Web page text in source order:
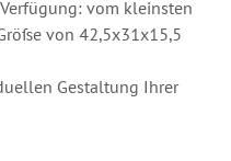
vom kleinsten
von 42,5x31x15,5
Gestaltung Ihrer